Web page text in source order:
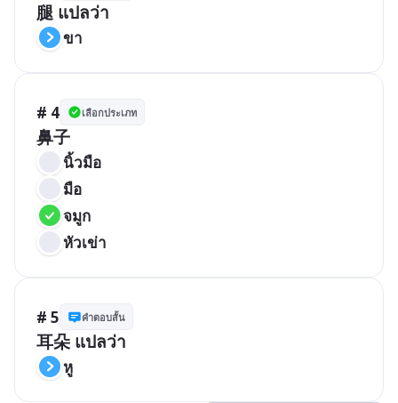
腿 แปลว่า
ขา
# 4 เลือกประเภท
鼻子
นิ้วมือ
มือ
จมูก
หัวเข่า
# 5 คำตอบสั้น
耳朵 แปลว่า
หู